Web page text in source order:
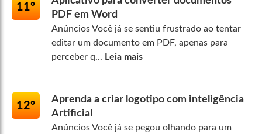
11º
PDF em Word
Anúncios Você já se sentiu frustrado ao tentar
editar um documento em PDF, apenas para
perceber q... Leia mais
12º
Aprenda a criar logotipo com inteligência
Artificial
Anúncios Você já se pegou olhando para um